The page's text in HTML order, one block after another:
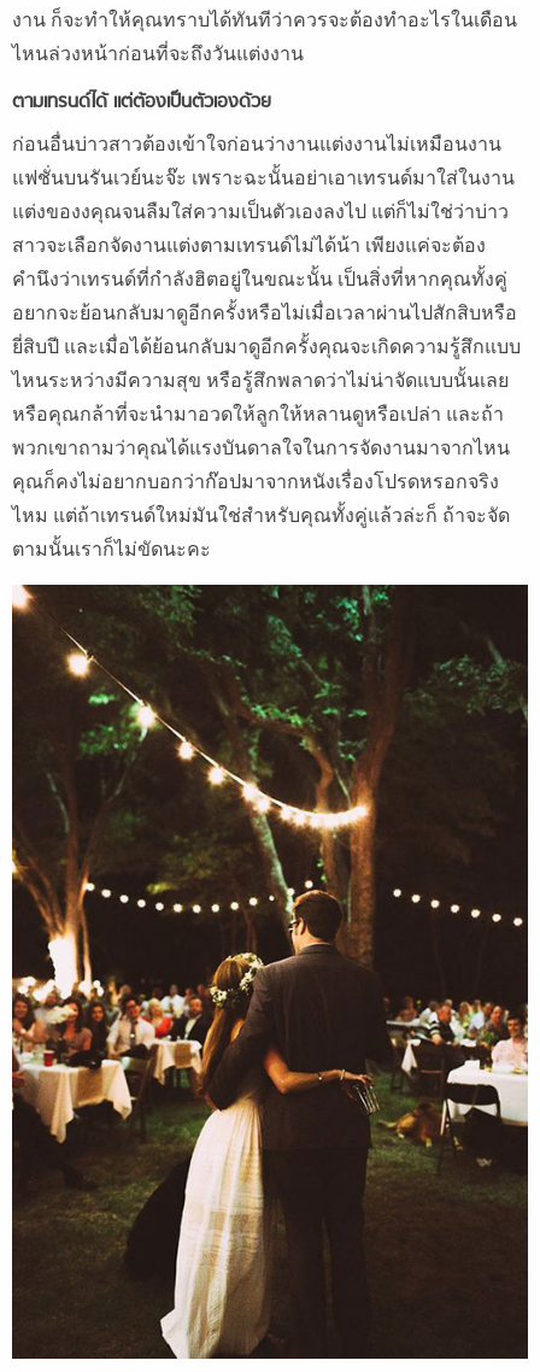
งาน ก็จะทำให้คุณทราบได้ทันทีว่าควรจะต้องทำอะไรในเดือน
ไหนล่วงหน้าก่อนที่จะถึงวันแต่งงาน
ตามเทรนด์ได้ แต่ต้องเป็นตัวเองด้วย
ก่อนอื่นบ่าวสาวต้องเข้าใจก่อนว่างานแต่งงานไม่เหมือนงาน
แฟชั่นบนรันเวย์นะจ๊ะ เพราะฉะนั้นอย่าเอาเทรนด์มาใส่ในงาน
แต่งของงคุณจนลืมใส่ความเป็นตัวเองลงไป แต่ก็ไม่ใช่ว่าบ่าว
สาวจะเลือกจัดงานแต่งตามเทรนด์ไม่ได้น้า เพียงแค่จะต้อง
คำนึงว่าเทรนด์ที่กำลังฮิตอยู่ในขณะนั้น เป็นสิ่งที่หากคุณทั้งคู่
อยากจะย้อนกลับมาดูอีกครั้งหรือไม่เมื่อเวลาผ่านไปสักสิบหรือ
ยี่สิบปี และเมื่อได้ย้อนกลับมาดูอีกครั้งคุณจะเกิดความรู้สึกแบบ
ไหนระหว่างมีความสุข หรือรู้สึกพลาดว่าไม่น่าจัดแบบนั้นเลย
หรือคุณกล้าที่จะนำมาอวดให้ลูกให้หลานดูหรือเปล่า และถ้า
พวกเขาถามว่าคุณได้แรงบันดาลใจในการจัดงานมาจากไหน
คุณก็คงไม่อยากบอกว่าก๊อปมาจากหนังเรื่องโปรดหรอกจริง
ไหม แต่ถ้าเทรนด์ใหม่มันใช่สำหรับคุณทั้งคู่แล้วล่ะก็ ถ้าจะจัด
ตามนั้นเราก็ไม่ขัดนะคะ